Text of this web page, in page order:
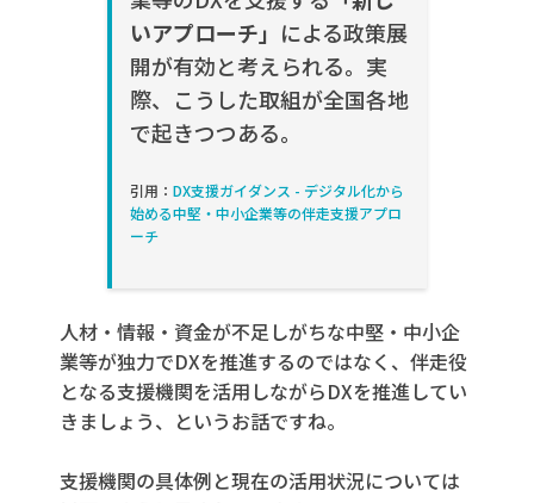
いアプローチ」 による政策展
開が有効と考えられる。実
際、こうした取組が全国各地
で起きつつある。
引用： DX支援ガイダンス - デジタル化から
始める中堅・中小企業等の伴走支援アプロ
ーチ
人材・情報・資金が不足しがちな中堅・中小企
業等が独力でDXを推進するのではなく 、 伴走役
となる支援機関を活用しながらDXを推進してい
きましょう、というお話ですね。
支援機関の具体例と現在の活用状況については